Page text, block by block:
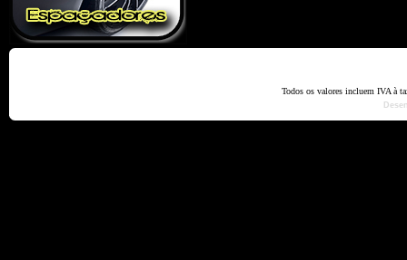
Todos os valores incluem IVA à